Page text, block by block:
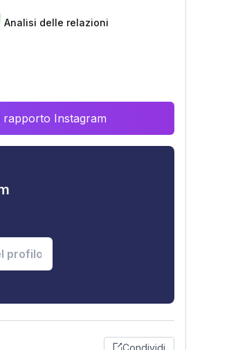
Analisi delle relazioni
rapporto Instagram
Condividi